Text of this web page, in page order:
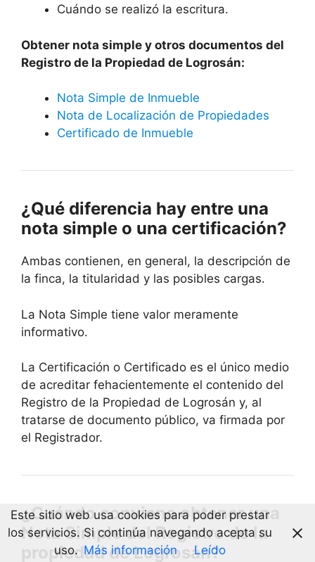
Cuándo se realizó la escritura.
Obtener nota simple y otros documentos del
Registro de la Propiedad de Logrosán:
Nota Simple de Inmueble
Nota de Localización de Propiedades
Certificado de Inmueble
¿Qué diferencia hay entre una
nota simple o una certificación?
Ambas contienen, en general, la descripción de
la finca, la titularidad y las posibles cargas.
La Nota Simple tiene valor meramente
informativo.
La Certificación o Certificado es el único medio
de acreditar fehacientemente el contenido del
Registro de la Propiedad de Logrosán y, al
tratarse de documento público, va firmada por
el Registrador.
¿Cuándo conviene obtener una
Nota Simple del Registro de la
propiedad de Logrosán?
Este sitio web usa cookies para poder prestar
los servicios. Si continúa navegando acepta su
uso. Más información Leído